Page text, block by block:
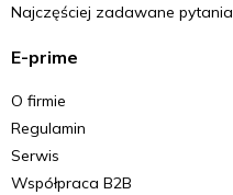
Najczęściej zadawane pytania
E-prime
O firmie
Regulamin
Serwis
Współpraca B2B